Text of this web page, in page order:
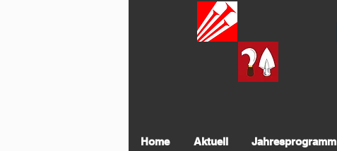
Home Aktuell Jahresprogramm